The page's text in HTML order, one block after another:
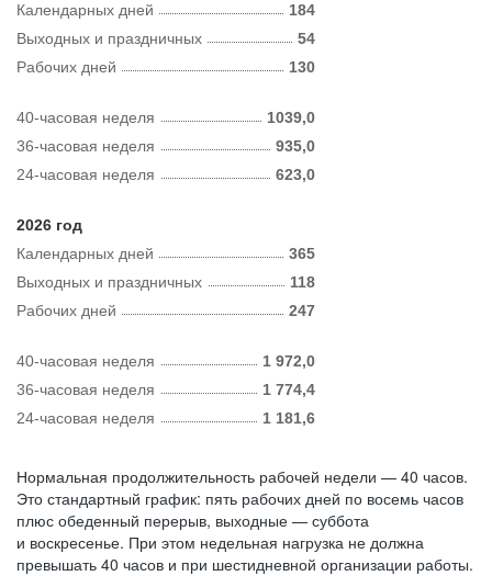
Календарных дней
184
Рабочих дней 130
Выходных и праздничных 54
40-часовая неделя
1039,0
36-часовая неделя
935,0
24-часовая неделя
623,0
2026 год
Календарных дней
365
Рабочих дней 247
Выходных и праздничных 118
40-часовая неделя
1 972,0
36-часовая неделя
1 774,4
24-часовая неделя
1 181,6
Нормальная продолжительность рабочей недели — 40 часов.
Это стандартный график: пять рабочих дней по восемь часов
плюс обеденный перерыв, выходные — суббота
и воскресенье. При этом недельная нагрузка не должна
превышать 40 часов и при шестидневной организации работы.